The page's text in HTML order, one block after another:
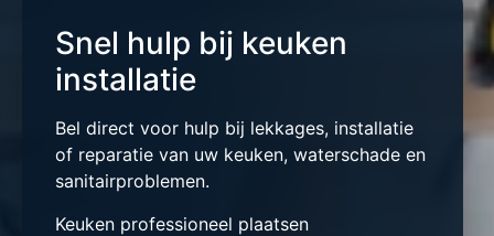
Snel hulp bij keuken
installatie
Bel direct voor hulp bij lekkages, installatie
of reparatie van uw keuken, waterschade en
sanitairproblemen.
Keuken professioneel plaatsen